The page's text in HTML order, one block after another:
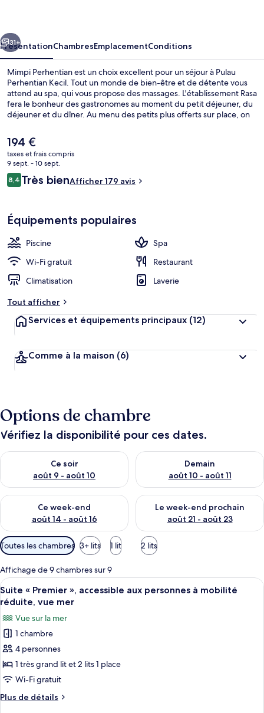
Suivant
31+
PrésentationChambresEmplacementConditions
Mimpi Perhentian est un choix excellent pour un séjour à Pulau
Perhentian Kecil. Tout un monde de bien-être et de détente vous
attend au spa, qui vous propose des massages. L'établissement Rasa
fera le bonheur des gastronomes au moment du petit déjeuner, du
déjeuner et du dîner. Au menu des petits plus offerts sur place, on
jardin. Sympa non ?
Le
prix
actuel
est
de
194 €
taxes et frais compris
9 sept. - 10 sept.
Avis
voyageurs
8,48,4 sur 10
Très bienAfficher 179 avis
Équipements populaires
Piscine
Spa
Wi-Fi gratuit
Restaurant
Climatisation
Laverie
Tout afficher
Services et équipements principaux (12)
Comme à la maison (6)
Options de chambre
Vérifiez la disponibilité pour ces dates.
Ce soir
août 9 - août 10
Vérifier la disponibilité pour ce soir août 9 - août 10
Demain
août 10 - août 11
Vérifier la disponibilité pour
Ce week-end
août 14 - août 16
Vérifier la disponibilité pour ce week-end août 14 - août 16
Le week-end prochain
août 21 - août 23
Vérifier la disponibilité pour
Filtres
disponibles
pour
les
chambres
Toutes les chambres 3+ lits 1 lit 2 lits
Affichage de 9 chambres sur 9
Afficher
toutes
photos
pour
ce
type
de
chambre :
Suite
Une chambre d’hôtel avec un
9
Suite « Premier », accessible aux personnes à mobilité
réduite, vue mer
Vue sur la mer
1 chambre
4 personnes
1 très grand lit et 2 lits 1 place
Wi-Fi gratuit
Plus de détails
Plus